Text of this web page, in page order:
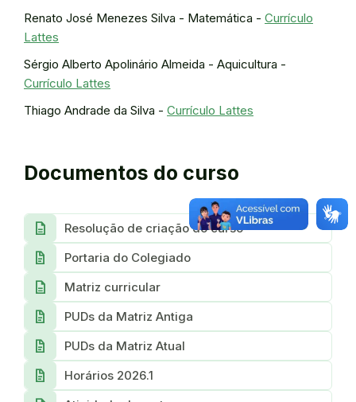
Renato José Menezes Silva - Matemática - Currículo
Lattes
Sérgio Alberto Apolinário Almeida - Aquicultura -
Currículo Lattes
Thiago Andrade da Silva - Currículo Lattes
Documentos do curso
description Resolução de criação do curso
docs Portaria do Colegiado
description Matriz curricular
docs PUDs da Matriz Antiga
docs PUDs da Matriz Atual
docs Horários 2026.1